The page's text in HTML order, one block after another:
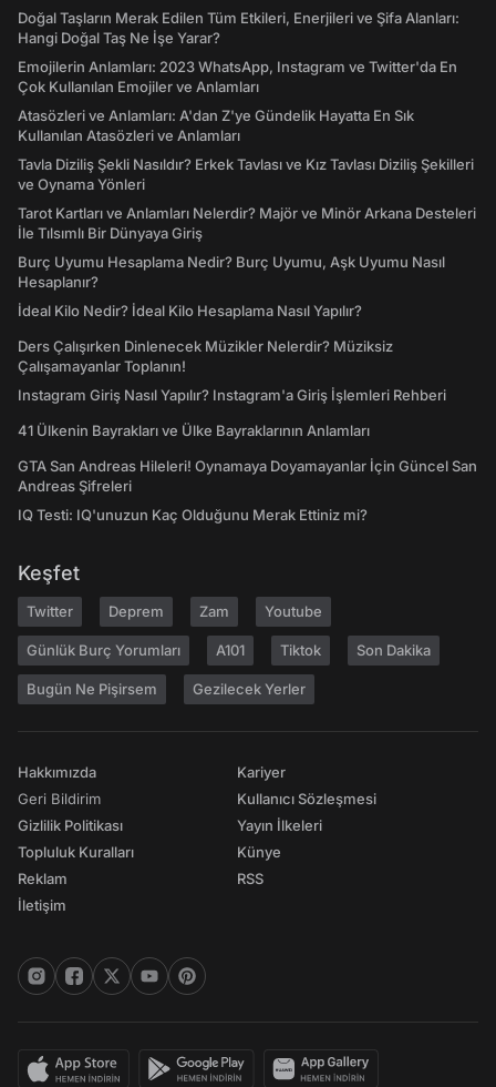
Doğal Taşların Merak Edilen Tüm Etkileri, Enerjileri ve Şifa Alanları:
Hangi Doğal Taş Ne İşe Yarar?
Emojilerin Anlamları: 2023 WhatsApp, Instagram ve Twitter'da En
Çok Kullanılan Emojiler ve Anlamları
Atasözleri ve Anlamları: A'dan Z'ye Gündelik Hayatta En Sık
Kullanılan Atasözleri ve Anlamları
Tavla Diziliş Şekli Nasıldır? Erkek Tavlası ve Kız Tavlası Diziliş Şekilleri
ve Oynama Yönleri
Tarot Kartları ve Anlamları Nelerdir? Majör ve Minör Arkana Desteleri
İle Tılsımlı Bir Dünyaya Giriş
Burç Uyumu Hesaplama Nedir? Burç Uyumu, Aşk Uyumu Nasıl
Hesaplanır?
İdeal Kilo Nedir? İdeal Kilo Hesaplama Nasıl Yapılır?
Ders Çalışırken Dinlenecek Müzikler Nelerdir? Müziksiz
Çalışamayanlar Toplanın!
Instagram Giriş Nasıl Yapılır? Instagram'a Giriş İşlemleri Rehberi
41 Ülkenin Bayrakları ve Ülke Bayraklarının Anlamları
GTA San Andreas Hileleri! Oynamaya Doyamayanlar İçin Güncel San
Andreas Şifreleri
IQ Testi: IQ'unuzun Kaç Olduğunu Merak Ettiniz mi?
Keşfet
Twitter Deprem Zam Youtube
Günlük Burç Yorumları A101 Tiktok Son Dakika
Bugün Ne Pişirsem Gezilecek Yerler
Hakkımızda
Geri Bildirim
Gizlilik Politikası
Topluluk Kuralları
Reklam
İletişim
Kariyer
Kullanıcı Sözleşmesi
Yayın İlkeleri
Künye
RSS